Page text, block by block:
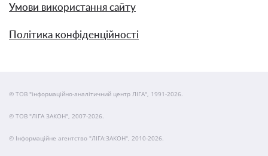
Умови використання сайту
Політика конфіденційності
© ТОВ "інформаційно-аналітичний центр ЛІГА", 1991-2026.
© ТОВ "ЛІГА ЗАКОН", 2007-2026.
© Інформаційне агентство "ЛІГА:ЗАКОН", 2010-2026.